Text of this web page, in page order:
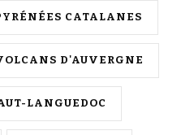
CATALANES
D'AUVERGNE
LANGUEDOC